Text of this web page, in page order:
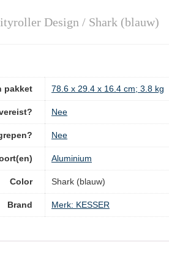
Design / Shark (blauw)
pakket ‎78.6 x 29.4 x 16.4 cm; 3.8 kg
‎Nee
‎Nee
‎Aluminium
Color ‎Shark (blauw)
Brand Merk: KESSER